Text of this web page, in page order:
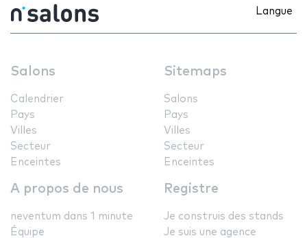
Langue
Salons
Calendrier
Pays
Villes
Secteur
Enceintes
Sitemaps
Salons
Pays
Villes
Secteur
Enceintes
A propos de nous
neventum dans 1 minute
Équipe
Registre
Je construis des stands
Je suis une agence